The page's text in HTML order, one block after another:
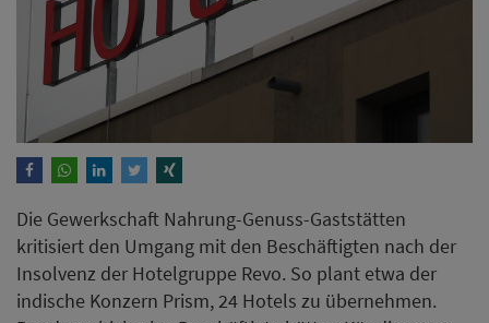
Die Gewerkschaft Nahrung-Genuss-Gaststätten
kritisiert den Umgang mit den Beschäftigten nach der
Insolvenz der Hotelgruppe Revo. So plant etwa der
indische Konzern Prism, 24 Hotels zu übernehmen.